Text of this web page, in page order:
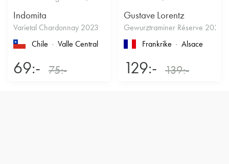
Indomita
Varietal Chardonnay 2023
Chile
Valle Central
69:- 75:-
Gustave Lorentz
Gewurztraminer Réserve 2025
Frankrike
Alsace
129:- 139:-